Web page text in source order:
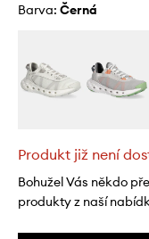
Barva: černá
Produkt již není
Bohužel Vás někdo
produkty z naší